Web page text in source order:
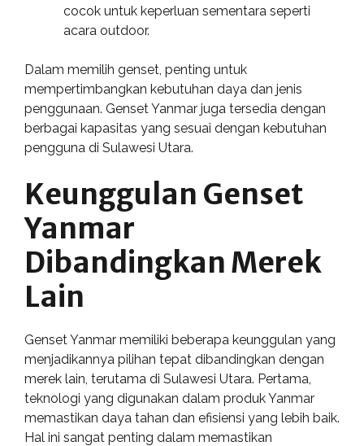
cocok untuk keperluan sementara seperti
acara outdoor.
Dalam memilih genset, penting untuk
mempertimbangkan kebutuhan daya dan jenis
penggunaan. Genset Yanmar juga tersedia dengan
berbagai kapasitas yang sesuai dengan kebutuhan
pengguna di Sulawesi Utara.
Keunggulan Genset
Yanmar
Dibandingkan Merek
Lain
Genset Yanmar memiliki beberapa keunggulan yang
menjadikannya pilihan tepat dibandingkan dengan
merek lain, terutama di Sulawesi Utara. Pertama,
teknologi yang digunakan dalam produk Yanmar
memastikan daya tahan dan efisiensi yang lebih baik.
Hal ini sangat penting dalam memastikan